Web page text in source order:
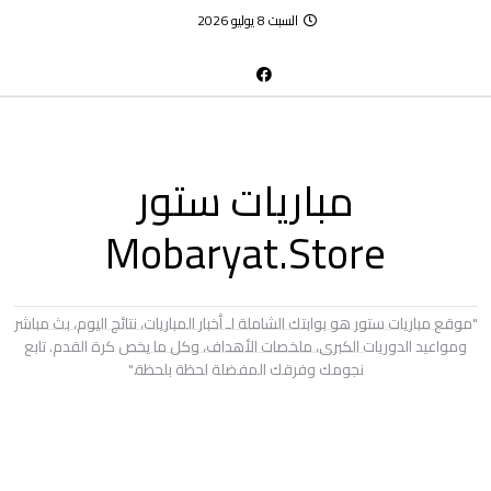
السبت 8 يوليو 2026
مباريات ستور
Mobaryat.Store
"موقع مباريات ستور هو بوابتك الشاملة لـ أخبار المباريات، نتائج اليوم، بث مباشر
ومواعيد الدوريات الكبرى، ملخصات الأهداف، وكل ما يخص كرة القدم. تابع
نجومك وفرقك المفضلة لحظة بلحظة."